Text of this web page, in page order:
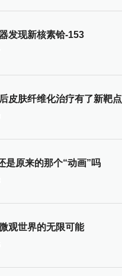
发现新核素铪-153
皮肤纤维化治疗有了新靶点
是原来的那个“动画”吗
观世界的无限可能